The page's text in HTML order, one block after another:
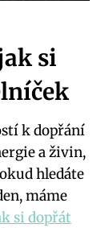
si
k dopřání
a živin,
hledáte
máme
si dopřát